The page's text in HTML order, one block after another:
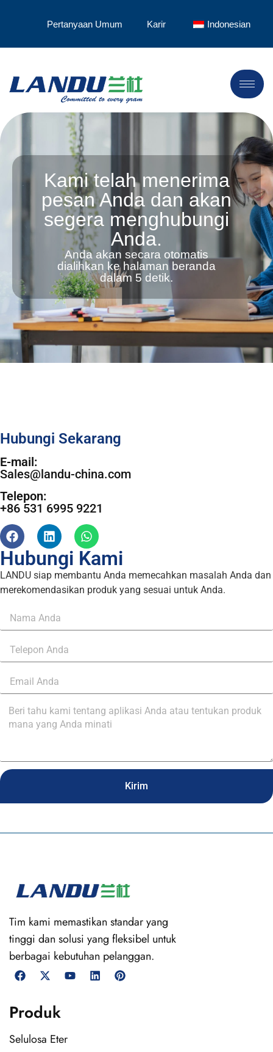
Pertanyaan Umum Karir Indonesian
Kami telah menerima
pesan Anda dan akan
segera menghubungi
Anda.
Anda akan secara otomatis
dialihkan ke halaman beranda
dalam 5 detik.
Hubungi Sekarang
E-mail:
Sales@landu-china.com
Telepon:
+86 531 6995 9221
Hubungi Kami
LANDU siap membantu Anda memecahkan masalah Anda dan
merekomendasikan produk yang sesuai untuk Anda.
Kirim
Tim kami memastikan standar yang
tinggi dan solusi yang fleksibel untuk
berbagai kebutuhan pelanggan.
Produk
Selulosa Eter